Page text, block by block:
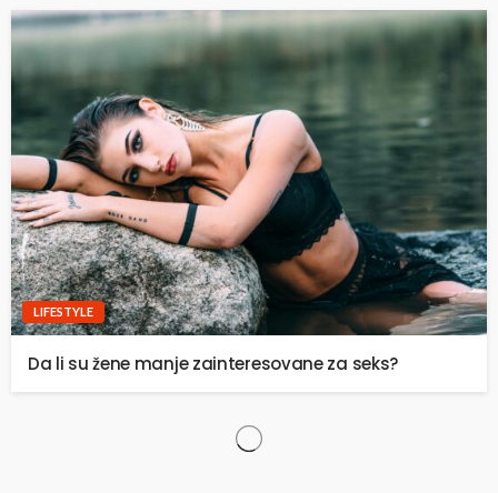
LIFESTYLE
Da li su žene manje zainteresovane za seks?